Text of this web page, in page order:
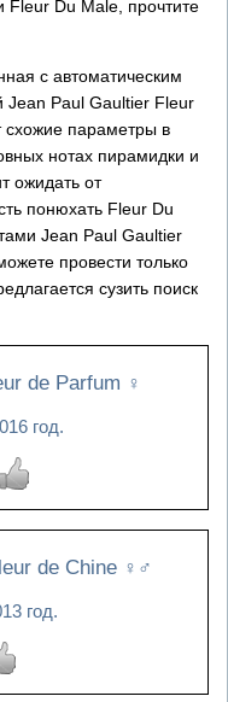
Fleur Du Male, прочтите
с автоматическим
Paul Gaultier Fleur
схожие параметры в
нотах пирамидки и
ожидать от
понюхать Fleur Du
Jean Paul Gaultier
провести только
сузить поиск
de Parfum ♀
год.
de Chine ♀♂
год.